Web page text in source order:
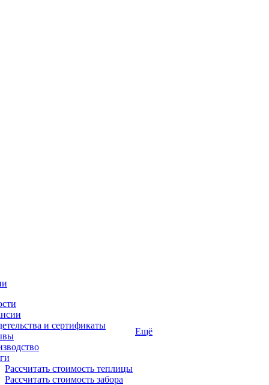
и сертификаты
Рассчитать стоимость теплицы
Рассчитать стоимость забора
Ещё